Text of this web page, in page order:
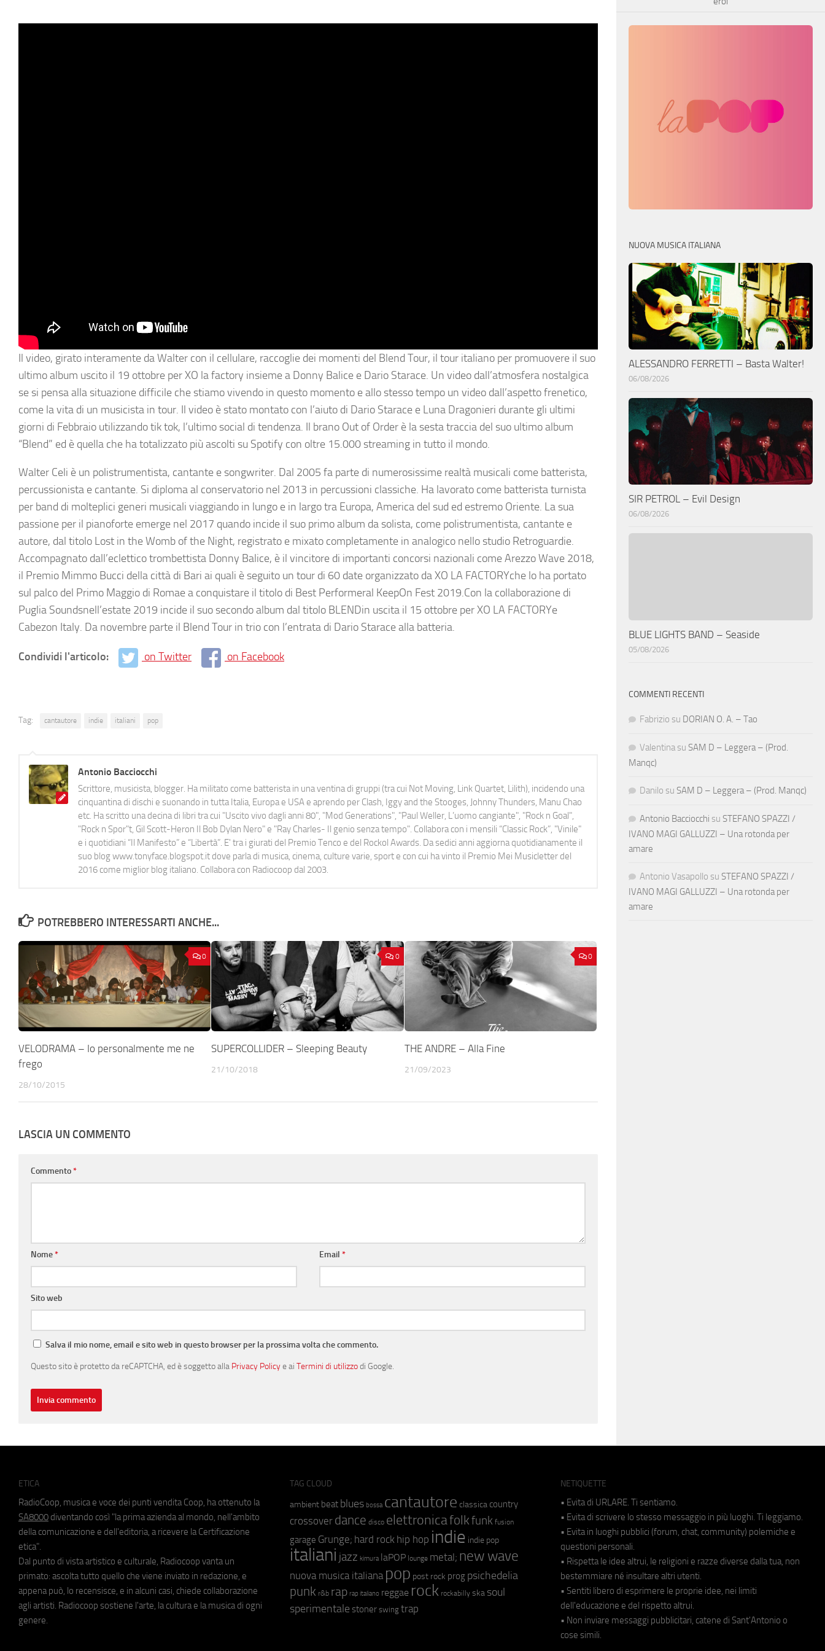
Il video, girato interamente da Walter con il cellulare, raccoglie dei momenti del Blend Tour, il tour italiano per promuovere il suo
ultimo album uscito il 19 ottobre per XO la factory insieme a Donny Balice e Dario Starace. Un video dall’atmosfera nostalgica
se si pensa alla situazione difficile che stiamo vivendo in questo momento e allo stesso tempo un video dall’aspetto frenetico,
come la vita di un musicista in tour. Il video è stato montato con l’aiuto di Dario Starace e Luna Dragonieri durante gli ultimi
giorni di Febbraio utilizzando tik tok, l’ultimo social di tendenza. Il brano Out of Order è la sesta traccia del suo ultimo album
“Blend” ed è quella che ha totalizzato più ascolti su Spotify con oltre 15.000 streaming in tutto il mondo.
Walter Celi è un polistrumentista, cantante e songwriter. Dal 2005 fa parte di numerosissime realtà musicali come batterista,
percussionista e cantante. Si diploma al conservatorio nel 2013 in percussioni classiche. Ha lavorato come batterista turnista
per band di molteplici generi musicali viaggiando in lungo e in largo tra Europa, America del sud ed estremo Oriente. La sua
passione per il pianoforte emerge nel 2017 quando incide il suo primo album da solista, come polistrumentista, cantante e
autore, dal titolo Lost in the Womb of the Night, registrato e mixato completamente in analogico nello studio Retroguardie.
Accompagnato dall’eclettico trombettista Donny Balice, è il vincitore di importanti concorsi nazionali come Arezzo Wave 2018,
il Premio Mimmo Bucci della città di Bari ai quali è seguito un tour di 60 date organizzato da XO LA FACTORYche lo ha portato
sul palco del Primo Maggio di Romae a conquistare il titolo di Best Performeral KeepOn Fest 2019.Con la collaborazione di
Puglia Soundsnell’estate 2019 incide il suo secondo album dal titolo BLENDin uscita il 15 ottobre per XO LA FACTORYe
Cabezon Italy. Da novembre parte il Blend Tour in trio con l’entrata di Dario Starace alla batteria.
Condividi l'articolo: on Twitter on Facebook
Tag: cantautore indie italiani pop
Antonio Bacciocchi
Scrittore, musicista, blogger. Ha militato come batterista in una ventina di gruppi (tra cui Not Moving, Link Quartet, Lilith), incidendo una
cinquantina di dischi e suonando in tutta Italia, Europa e USA e aprendo per Clash, Iggy and the Stooges, Johnny Thunders, Manu Chao
etc. Ha scritto una decina di libri tra cui "Uscito vivo dagli anni 80", "Mod Generations", "Paul Weller, L’uomo cangiante", "Rock n Goal",
"Rock n Spor"t, Gil Scott-Heron Il Bob Dylan Nero" e "Ray Charles- Il genio senza tempo". Collabora con i mensili “Classic Rock”, "Vinile"
e i quotidiani “Il Manifesto” e “Libertà”. E' tra i giurati del Premio Tenco e del Rockol Awards. Da sedici anni aggiorna quotidianamente il
suo blog www.tonyface.blogspot.it dove parla di musica, cinema, culture varie, sport e con cui ha vinto il Premio Mei Musicletter del
2016 come miglior blog italiano. Collabora con Radiocoop dal 2003.
POTREBBERO INTERESSARTI ANCHE...
0
VELODRAMA – Io personalmente me ne
frego
28/10/2015
0
SUPERCOLLIDER – Sleeping Beauty
21/10/2018
0
THE ANDRE – Alla Fine
21/09/2023
LASCIA UN COMMENTO
Commento*
Nome* Email*
Sito web
Salva il mio nome, email e sito web in questo browser per la prossima volta che commento.
Questo sito è protetto da reCAPTCHA, ed è soggetto alla Privacy Policye ai Termini di utilizzodi Google.
NUOVA MUSICA ITALIANA
ALESSANDRO FERRETTI – Basta Walter!
06/08/2026
SIR PETROL – Evil Design
06/08/2026
BLUE LIGHTS BAND – Seaside
05/08/2026
COMMENTI RECENTI
Fabrizio su DORIAN O. A. – Tao
Valentina su SAM D – Leggera – (Prod.
Manqc)
Danilo su SAM D – Leggera – (Prod. Manqc)
Antonio Bacciocchi su STEFANO SPAZZI /
IVANO MAGI GALLUZZI – Una rotonda per
amare
Antonio Vasapollo su STEFANO SPAZZI /
IVANO MAGI GALLUZZI – Una rotonda per
amare
ETICA
RadioCoop, musica e voce dei punti vendita Coop, ha ottenuto la
SA8000 diventando così "la prima azienda al mondo, nell'ambito
della comunicazione e dell'editoria, a ricevere la Certificazione
etica".
Dal punto di vista artistico e culturale, Radiocoop vanta un
primato: ascolta tutto quello che viene inviato in redazione, e
appena può, lo recensisce, e in alcuni casi, chiede collaborazione
agli artisti. Radiocoop sostiene l'arte, la cultura e la musica di ogni
genere.
TAG CLOUD
ambient beat blues bossa cantautore classica country
crossover dance disco elettronicafolkfunk fusion
garage Grunge; hard rock hip hop indie indie pop
italiani jazz kimura laPOP lounge metal; new wave
nuova musica italiana pop post rock prog psichedelia
punk r&b rap rap italiano reggae rock rockabilly ska soul
sperimentale stoner swing trap
NETIQUETTE
• Evita di URLARE. Ti sentiamo.
• Evita di scrivere lo stesso messaggio in più luoghi. Ti leggiamo.
• Evita in luoghi pubblici (forum, chat, community) polemiche e
questioni personali.
• Rispetta le idee altrui, le religioni e razze diverse dalla tua, non
bestemmiare né insultare altri utenti.
• Sentiti libero di esprimere le proprie idee, nei limiti
dell'educazione e del rispetto altrui.
• Non inviare messaggi pubblicitari, catene di Sant'Antonio o
cose simili.